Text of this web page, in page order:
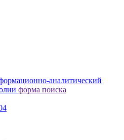
аналитический
форма поиска